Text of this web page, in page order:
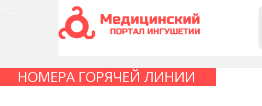
НОМЕРА ГОРЯЧЕЙ ЛИНИИ